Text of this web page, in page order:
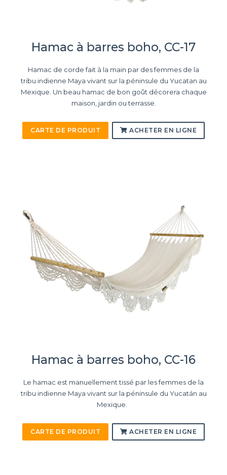
Hamac à barres boho, CC-17
Hamac de corde fait à la main par des femmes de la
tribu indienne Maya vivant sur la péninsule du Yucatan au
Mexique. Un beau hamac de bon goût décorera chaque
maison, jardin ou terrasse.
CARTE DE PRODUIT ACHETER EN LIGNE
Hamac à barres boho, CC-16
Le hamac est manuellement tissé par les femmes de la
tribu indienne Maya vivant sur la péninsule du Yucatán au
Mexique.
CARTE DE PRODUIT ACHETER EN LIGNE